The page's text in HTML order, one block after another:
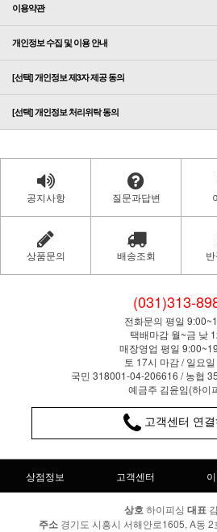
이용약관
개인정보 수집 및 이용 안내
[선택] 개인정보 제3자 제공 동의
[선택] 개인정보 처리위탁 동의
공지사항 질문과답변
상품문의 배송조회
(031)313-
전화문의 평일
택배마감 월~금 낮
매장영업 평일
토 17시 마감 / 일요
국민 318001-04-206616 / 농협
예금주 김윤임(하이
고객센터 연
상점정보 고객센터
상호 하이피싱 대표
주소경기도 시흥시 서해안로1605, A동